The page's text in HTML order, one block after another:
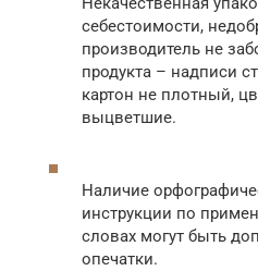
себестоимости,
производитель не
продукта – надписи
картон не плотный,
выцветшие.
Наличие
инструкции по
словах могут быть
опечатки.